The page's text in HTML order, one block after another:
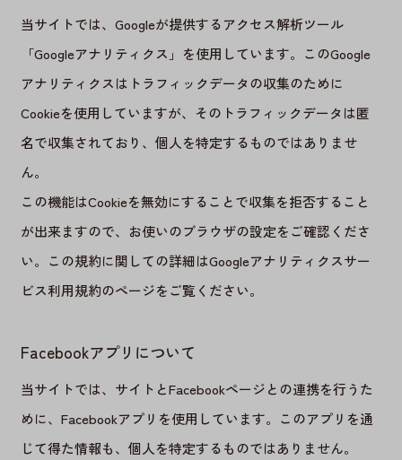
当サイトでは、Googleが提供するアクセス解析ツール
「Googleアナリティクス」を使用しています。このGoogle
アナリティクスはトラフィックデータの収集のために
Cookieを使用していますが、そのトラフィックデータは匿
名で収集されており、個人を特定するものではありませ
ん。
この機能はCookieを無効にすることで収集を拒否すること
が出来ますので、お使いのブラウザの設定をご確認くださ
い。この規約に関しての詳細はGoogleアナリティクスサー
ビス利用規約のページをご覧ください。
Facebookアプリについて
当サイトでは、サイトとFacebookページとの連携を行うた
めに、Facebookアプリを使用しています。このアプリを通
じて得た情報も、個人を特定するものではありません。